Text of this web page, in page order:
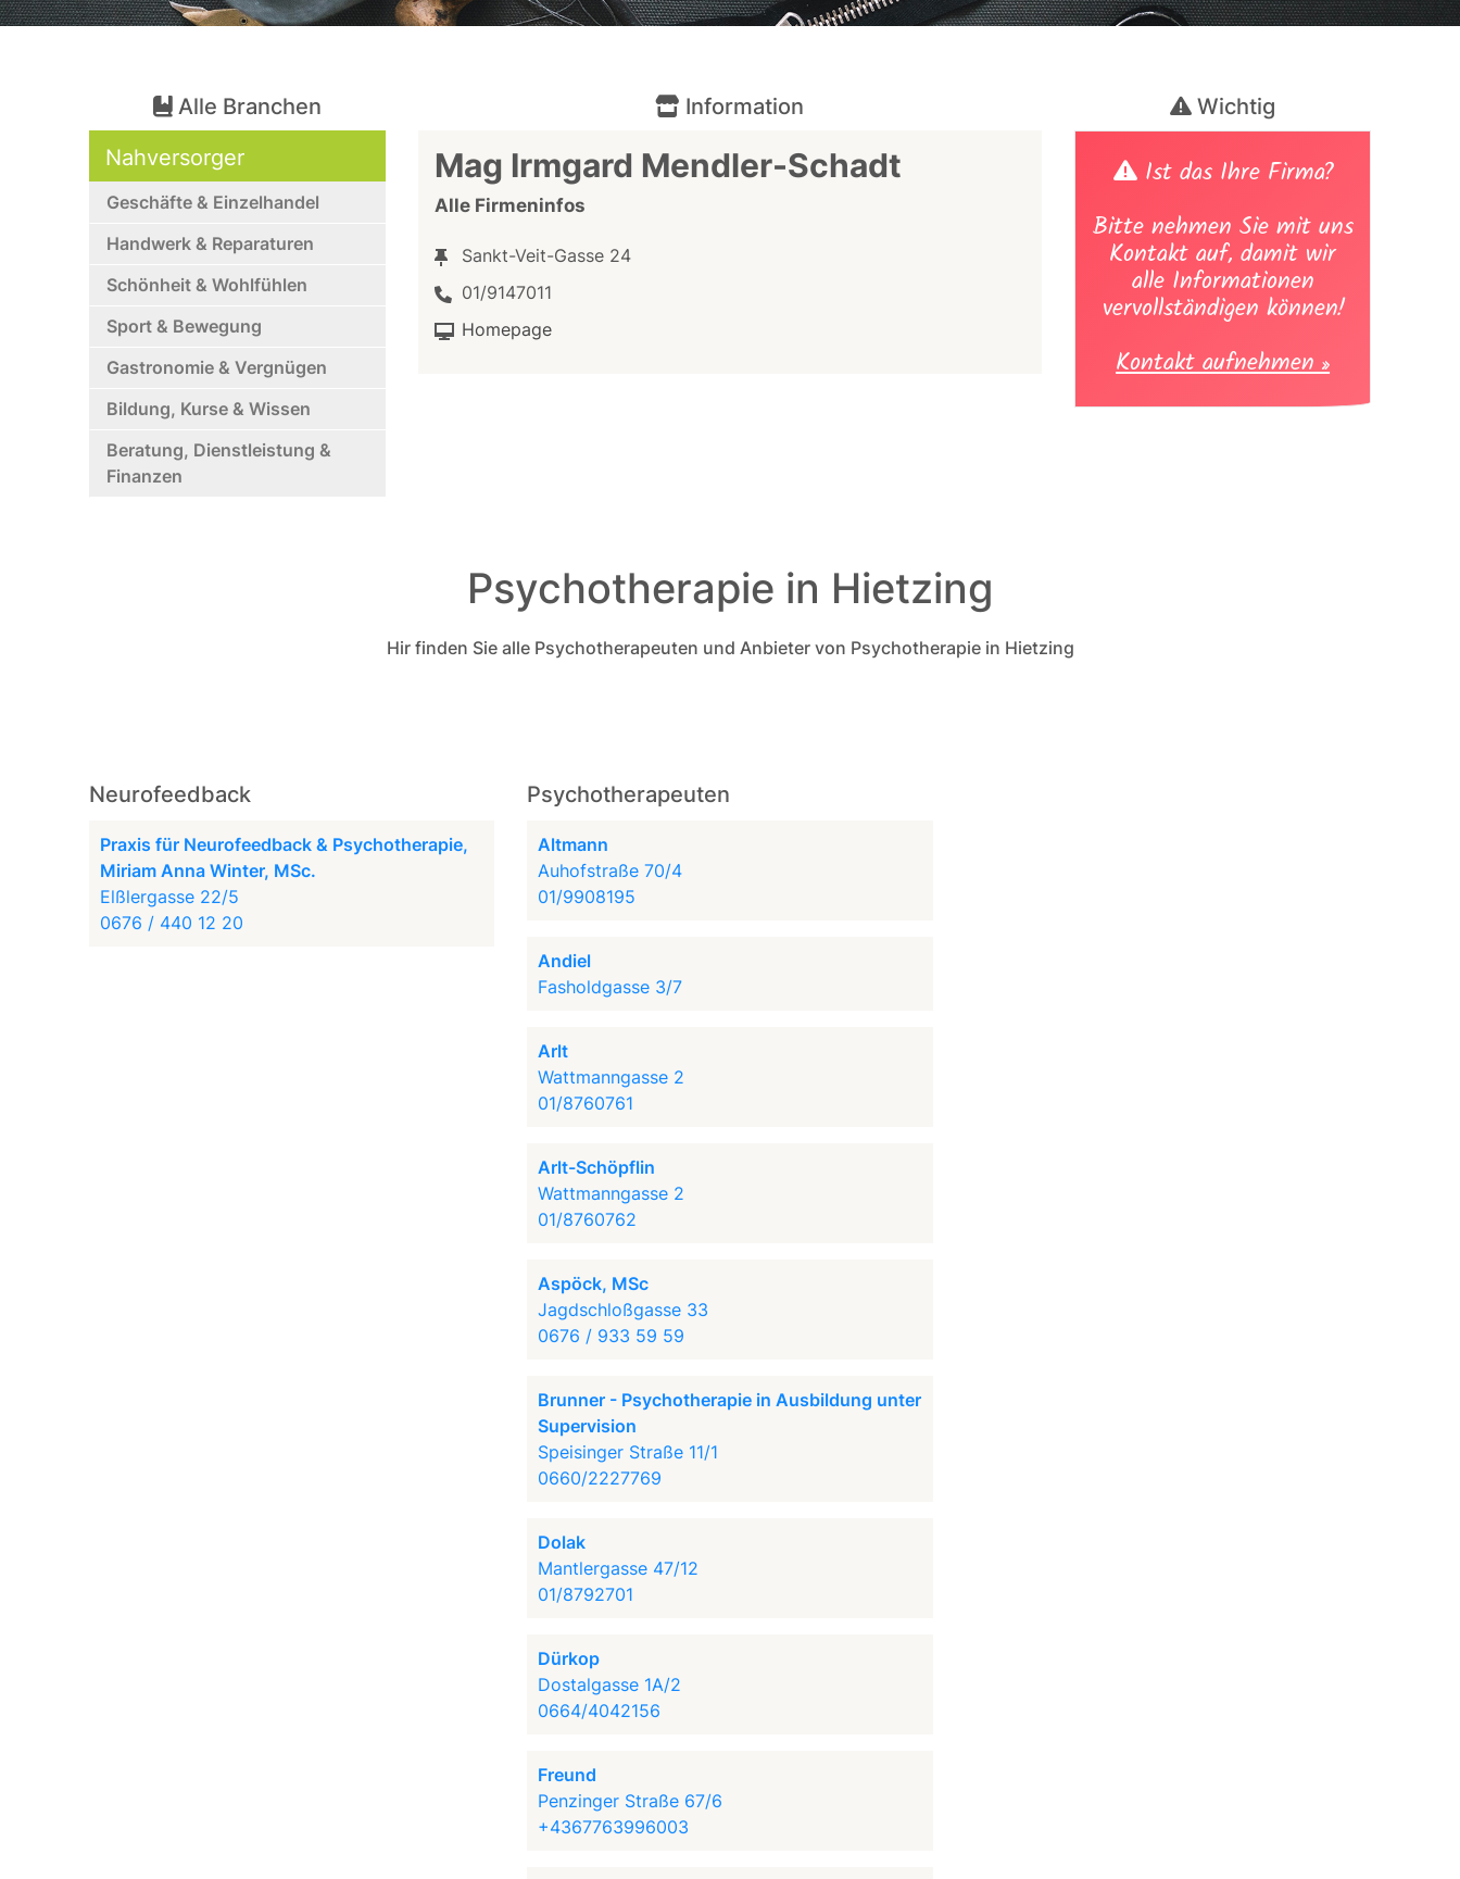
Alle Branchen Information
Wichtig
Nahversorger
Geschäfte & Einzelhandel
Handwerk & Reparaturen
Schönheit & Wohlfühlen
Sport & Bewegung
Gastronomie & Vergnügen
Bildung, Kurse & Wissen
Beratung, Dienstleistung &
Finanzen
Mag Irmgard Mendler-Schadt
Alle Firmeninfos
Sankt-Veit-Gasse 24
01/9147011
Homepage
Ist das Ihre Firma?
Bitte nehmen Sie mit uns
Kontakt auf, damit wir
alle Informationen
vervollständigen können!
Kontakt aufnehmen »
Psychotherapie in Hietzing
Hir finden Sie alle Psychotherapeuten und Anbieter von Psychotherapie in Hietzing
Neurofeedback
Praxis für Neurofeedback & Psychotherapie,
Miriam Anna Winter, MSc.
Elßlergasse 22/5
0676 / 440 12 20
Psychotherapeuten
Altmann
Auhofstraße 70/4
01/9908195
Andiel
Fasholdgasse 3/7
Arlt
Wattmanngasse 2
01/8760761
Arlt-Schöpflin
Wattmanngasse 2
01/8760762
Aspöck, MSc
Jagdschloßgasse 33
0676 / 933 59 59
Brunner - Psychotherapie in Ausbildung unter
Supervision
Speisinger Straße 11/1
0660/2227769
Dolak
Mantlergasse 47/12
01/8792701
Dürkop
Dostalgasse 1A/2
0664/4042156
Freund
Penzinger Straße 67/6
+4367763996003